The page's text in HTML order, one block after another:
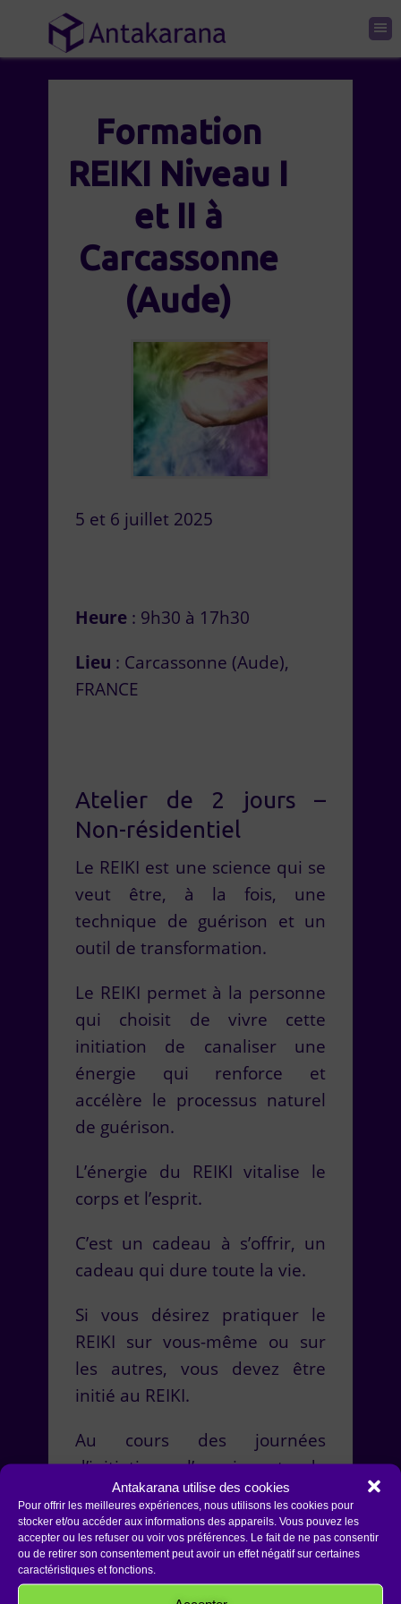
Antakarana utilise des cookies
Pour offrir les meilleures expériences, nous utilisons les cookies pour
stocker et/ou accéder aux informations des appareils. Vous pouvez les
accepter ou les refuser ou voir vos préférences. Le fait de ne pas consentir
ou de retirer son consentement peut avoir un effet négatif sur certaines
caractéristiques et fonctions.
Formation
REIKI Niveau I
et II à
Carcassonne
(Aude)
5 et 6 juillet 2025
Heure : 9h30 à 17h30
Lieu : Carcassonne (Aude),
FRANCE
Atelier de 2 jours –
Non-résidentiel
Le REIKI est une science qui se
veut être, à la fois, une
technique de guérison et un
outil de transformation.
Le REIKI permet à la personne
qui choisit de vivre cette
initiation de canaliser une
énergie qui renforce et
accélère le processus naturel
de guérison.
L’énergie du REIKI vitalise le
corps et l’esprit.
C’est un cadeau à s’offrir, un
cadeau qui dure toute la vie.
Si vous désirez pratiquer le
REIKI sur vous-même ou sur
les autres, vous devez être
initié au REIKI.
Au cours des journées
d’initiation, l’enseignant de
REIKI me transmet des
symboles qui sont à la fois
sacrés et secrets.
Ces symboles me permettent